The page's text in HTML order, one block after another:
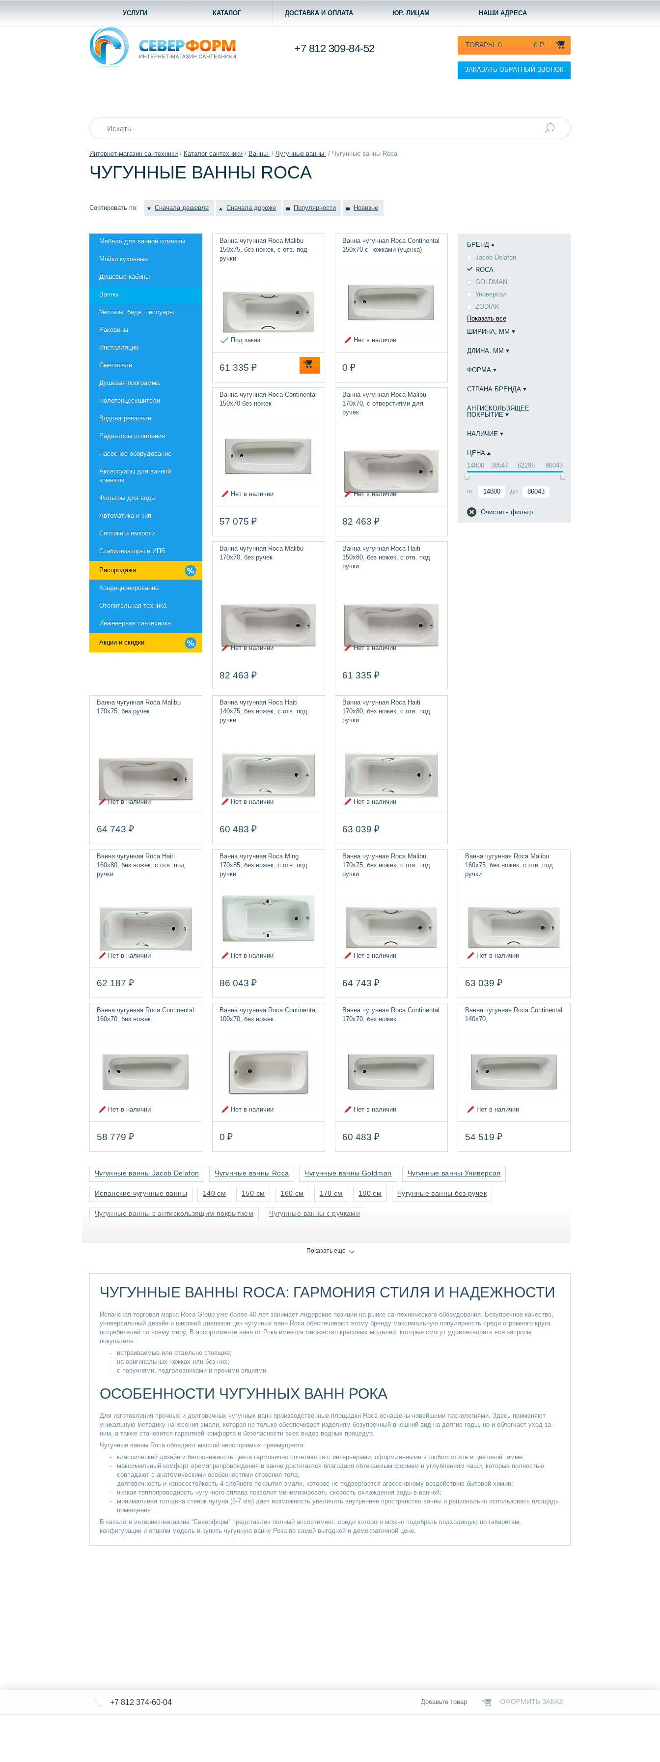
УСЛУГИ КАТАЛОГ ДОСТАВКА И ОПЛАТА ЮР. ЛИЦАМ НАШИ АДРЕСА
ТОВАРЫ: 0 0 Р.
ЗАКАЗАТЬ ОБРАТНЫЙ ЗВОНОК
+7 812 309-84-52
Интернет-магазин сантехники / Каталог сантехники / Ванны / Чугунные ванны / Чугунные ванны Roca
ЧУГУННЫЕ ВАННЫ ROCA
Сортировать по: Сначала дешевле Сначала дороже Популярности Новизне
Мебель для ванной комнаты
Мойки кухонные
Душевые кабины
Ванны
Унитазы, биде, писсуары
Раковины
Инсталляции
Смесители
Душевая программа
Полотенцесушители
Водонагреватели
Радиаторы отопления
Насосное оборудование
Aксессуары для ванной
комнаты
Фильтры для воды
Автоматика и кип
Септики и емкости
Стабилизаторы и ИПБ
Распродажа
Кондиционирование
Отопительная техника
Инженерная сантехника
Акции и скидки
БРЕНД
Jacob Delafon
ROCA
GOLDMAN
Универсал
ZODIAK
Показать все
ШИРИНА, ММ
ДЛИНА, ММ
ФОРМА
СТРАНА БРЕНДА
АНТИСКОЛЬЗЯЩЕЕ
ПОКРЫТИЕ
НАЛИЧИЕ
ЦЕНА
14800
38547 62296 86043
от до
Очистить фильтр
Ванна чугунная Roca Malibu
150х75, без ножек, с отв. под
ручки
Под заказ
61 335 ₽
Ванна чугунная Roca Continental
150х70 с ножками (уценка)
Нет в наличии
0 ₽
Ванна чугунная Roca Continental
150х70 без ножек
Нет в наличии
57 075 ₽
Ванна чугунная Roca Malibu
170х70, с отверстиями для
ручек
Нет в наличии
82 463 ₽
Ванна чугунная Roca Malibu
170х70, без ручек
Нет в наличии
82 463 ₽
Ванна чугунная Roca Haiti
150х80, без ножек, с отв. под
ручки
Нет в наличии
61 335 ₽
Ванна чугунная Roca Malibu
170х75, без ручек
Нет в наличии
64 743 ₽
Ванна чугунная Roca Haiti
140х75, без ножек, с отв. под
ручки
Нет в наличии
60 483 ₽
Ванна чугунная Roca Haiti
170х80, без ножек, с отв. под
ручки
Нет в наличии
63 039 ₽
Ванна чугунная Roca Haiti
160х80, без ножек, с отв. под
ручки
Нет в наличии
62 187 ₽
Ванна чугунная Roca Ming
170х85, без ножек, с отв. под
ручки
Нет в наличии
86 043 ₽
Ванна чугунная Roca Malibu
170х75, без ножек, с отв. под
ручки
Нет в наличии
64 743 ₽
Ванна чугунная Roca Malibu
160х75, без ножек, с отв. под
ручки
Нет в наличии
63 039 ₽
Ванна чугунная Roca Continental
160х70, без ножек.
Нет в наличии
58 779 ₽
Ванна чугунная Roca Continental
100х70, без ножек.
Нет в наличии
0 ₽
Ванна чугунная Roca Continental
170х70, без ножек.
Нет в наличии
60 483 ₽
Ванна чугунная Roca Continental
140х70,
Нет в наличии
54 519 ₽
Чугунные ванны Jacob Delafon Чугунные ванны Roca Чугунные ванны Goldman Чугунные ванны Универсал
Испанские чугунные ванны 140 см 150 см 160 см 170 см 180 см Чугунные ванны без ручек
Чугунные ванны с антискользящим покрытием Чугунные ванны с ручками
Показать еще
ЧУГУННЫЕ ВАННЫ ROCA: ГАРМОНИЯ СТИЛЯ И НАДЕЖНОСТИ
Испанская торговая марка Roca Group уже более 40 лет занимает лидерские позиции на рынке сантехнического оборудования. Безупречное качество,
универсальный дизайн и широкий диапазон цен чугунных ванн Roca обеспечивают этому бренду максимальную популярность среди огромного круга
потребителей по всему миру. В ассортименте ванн от Рока имеется множество красивых моделей, которые смогут удовлетворить все запросы
покупателя:
встраиваемые или отдельно стоящие;
на оригинальных ножках или без них;
с поручнями, подголовниками и прочими опциями.
ОСОБЕННОСТИ ЧУГУННЫХ ВАНН РОКА
Для изготовления прочных и долговечных чугунных ванн производственные площадки Roca оснащены новейшими технологиями. Здесь применяют
уникальную методику нанесения эмали, которая не только обеспечивает изделиям безупречный внешний вид на долгие годы, но и облегчает уход за
ним, а также становится гарантией комфорта и безопасности всех видов водных процедур.
Чугунные ванны Roca обладают массой неоспоримых преимуществ:
классический дизайн и белоснежность цвета гармонично сочетаются с интерьерами, оформленными в любом стиле и цветовой гамме;
максимальный комфорт времяпрепровождения в ванне достигается благодаря обтекаемым формам и углублениям чаши, которые полностью
совпадают с анатомическими особенностями строения тела;
долговечность и износостойкость 4-слойного покрытия эмали, которое не подвергается агрессивному воздействию бытовой химии;
низкая теплопроводность чугунного сплава позволит минимизировать скорость охлаждения воды в ванной;
минимальная толщина стенок чугуна (5-7 мм) дает возможность увеличить внутреннее пространство ванны и рационально использовать площадь
помещения.
В каталоге интернет-магазина “Северформ” представлен полный ассортимент, среди которого можно подобрать подходящую по габаритам,
конфигурации и опциям модель и купить чугунную ванну Рока по самой выгодной и демократичной цене.
+7 812 374-60-04 Добавьте товар ОФОРМИТЬ ЗАКАЗ